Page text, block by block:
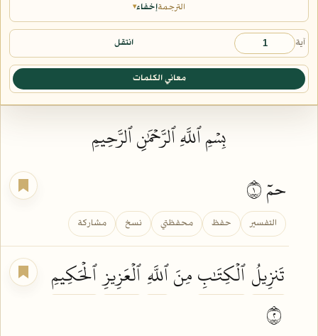
الترجمةإخفاء▾
آية انتقل
معاني الكلمات
بِسۡمِ ٱللَّهِ ٱلرَّحۡمَٰنِ ٱلرَّحِيمِ
حمٓ ١
التفسير حفظ محفظتي نسخ مشاركة
تَنزِيلُٱلۡكِتَٰبِمِنَٱللَّهِ ٱلۡعَزِيزِٱلۡحَكِيمِ